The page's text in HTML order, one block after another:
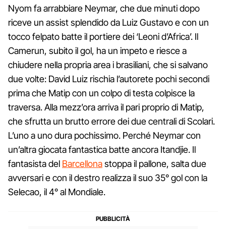
Nyom fa arrabbiare Neymar, che due minuti dopo
riceve un assist splendido da Luiz Gustavo e con un
tocco felpato batte il portiere dei ‘Leoni d’Africa’. Il
Camerun, subito il gol, ha un impeto e riesce a
chiudere nella propria area i brasiliani, che si salvano
due volte: David Luiz rischia l’autorete pochi secondi
prima che Matip con un colpo di testa colpisce la
traversa. Alla mezz’ora arriva il pari proprio di Matip,
che sfrutta un brutto errore dei due centrali di Scolari.
L’uno a uno dura pochissimo. Perché Neymar con
un’altra giocata fantastica batte ancora Itandjie. Il
fantasista del Barcellonastoppa il pallone, salta due
avversari e con il destro realizza il suo 35° gol con la
Selecao, il 4° al Mondiale.